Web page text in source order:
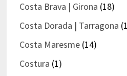
Costa Brava | Girona (18)
Costa Dorada | Tarragona
Costa Maresme(14)
Costura (1)